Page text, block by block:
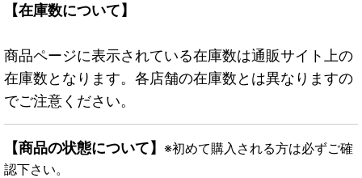
【在庫数について】
商品ページに表示されている在庫数は通販サイト上の
在庫数となります。各店舗の在庫数とは異なりますの
でご注意ください。
【商品の状態について】 ※初めて購入される方は必ずご確
認下さい。